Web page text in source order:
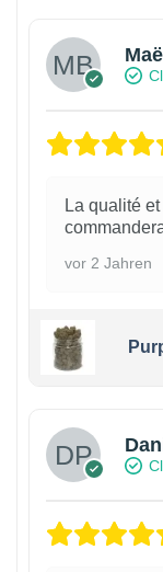
La qualité
vor 2 Jahren